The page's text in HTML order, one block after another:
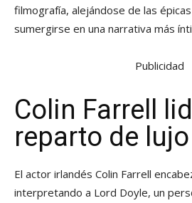
filmografía, alejándose de las
sumergirse en una narrativa más
Publicidad
Colin Farrell
reparto de lujo
El actor irlandés Colin Farrell
interpretando a Lord Doyle, un